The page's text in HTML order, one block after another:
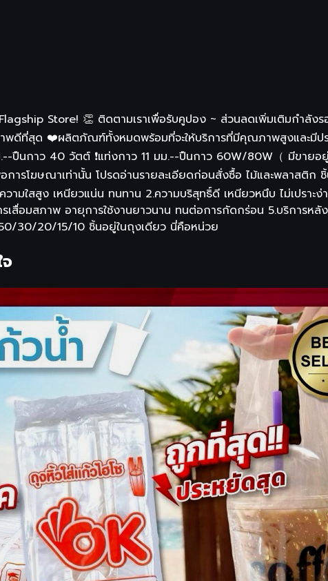
Store! 👏 ติดตามเราเพื่อรับคูปอง ~ ส่วนลดเพิ่มเติมกำลัง
พดีที่สุด ❤️ผลิตภัณฑ์ทั้งหมดพร้อมที่จะให้บริการที่มีคุณภาพสูงและมี
ปืนกาว 40 วัตต์ ❗แท่งกาว 11 มม.--ปืนกาว 60W/80W（ มีขา
การโฆษณาเท่านั้น โปรดอ่านรายละเอียดก่อนสั่งซื้อ ไม้และพลา
วามใสสูง เหนียวแน่น ทนทาน 2.ความบริสุทธิ์ดี เหนียวหนึบ ไม่เปร
รเสื่อมสภาพ อายุการใช้งานยาวนาน ทนต่อการกัดกร่อน 5.บริกา
30/20/15/10 ชิ้นอยู่ในถุงเดียว นี่คือหน่วย